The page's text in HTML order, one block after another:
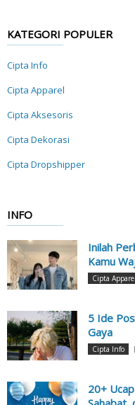
KATEGORI POPULER
Cipta Info
Cipta Apparel
Cipta Aksesoris
Cipta Dekorasi
Cipta Dropshipper
INFO
Inilah
Kamu
Cipta Apparel
5 Ide
Gaya
Cipta Info
20+